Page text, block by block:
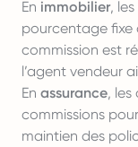
En immobilier,
pourcentage fixe
commission est
l’agent vendeur
En assurance,
commissions
maintien des